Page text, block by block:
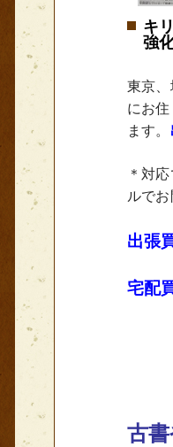
キ
強
東京
にお
ます。
＊対
ルで
出張
宅配
古